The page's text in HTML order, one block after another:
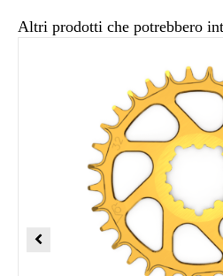
Altri prodotti che potrebbero